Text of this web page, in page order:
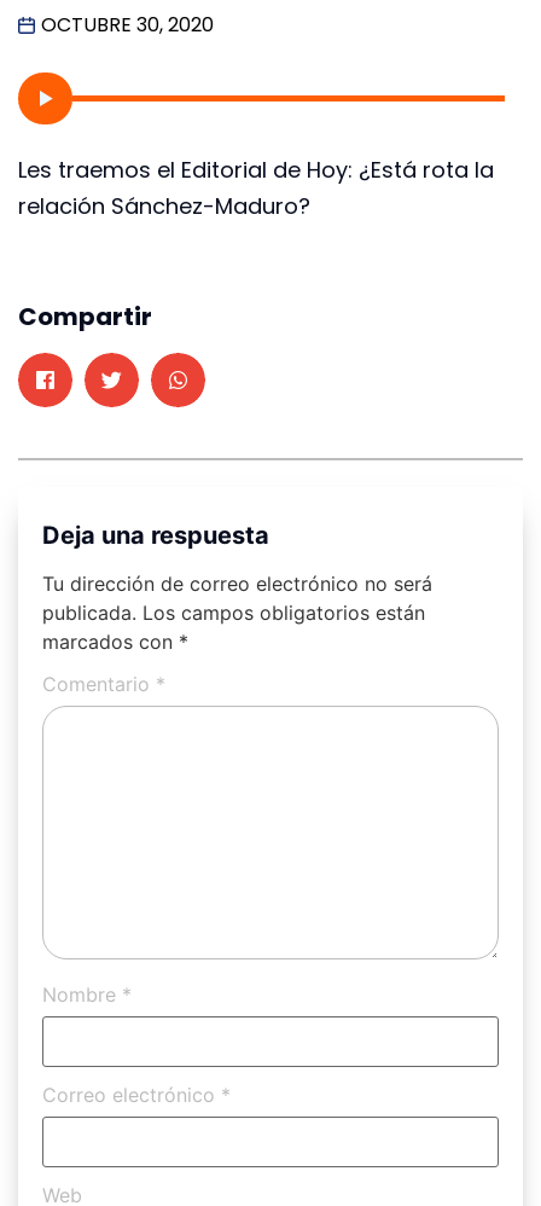
OCTUBRE 30, 2020
Les traemos el Editorial de Hoy: ¿Está rota la
relación Sánchez-Maduro?
Compartir
Deja una respuesta
Tu dirección de correo electrónico no será
publicada. Los campos obligatorios están
marcados con *
Comentario *
Nombre *
Correo electrónico *
Web